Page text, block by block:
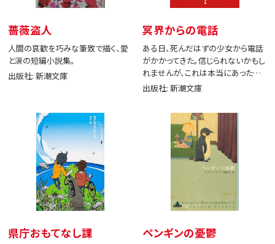
薔薇盗人
人間の哀歓を巧みな筆致で描く、愛
と涙の短編小説集。
出版社: 新潮文庫
冥界からの電話
ある日、死んだはずの少女から電話
がかかってきた。信じられないかもし
れませんが、これは本当にあった出
来事です。
出版社: 新潮文庫
県庁おもてなし課 ペンギンの憂鬱